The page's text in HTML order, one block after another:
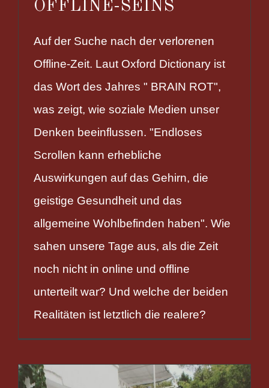
OFFLINE-SEINS
Auf der Suche nach der verlorenen
Offline-Zeit. Laut Oxford Dictionary ist
das Wort des Jahres " BRAIN ROT",
was zeigt, wie soziale Medien unser
Denken beeinflussen. "Endloses
Scrollen kann erhebliche
Auswirkungen auf das Gehirn, die
geistige Gesundheit und das
allgemeine Wohlbefinden haben". Wie
sahen unsere Tage aus, als die Zeit
noch nicht in online und offline
unterteilt war? Und welche der beiden
Realitäten ist letztlich die realere?